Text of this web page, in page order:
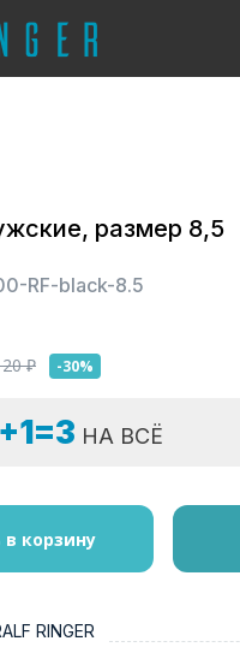
размер 8,5
RF-black-8.5
₽ -30%
НА ВСЁ
корзину
RINGER